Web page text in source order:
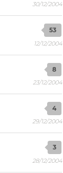
30/12/2004
53
12/12/2004
8
23/12/2004
4
29/12/2004
3
28/12/2004